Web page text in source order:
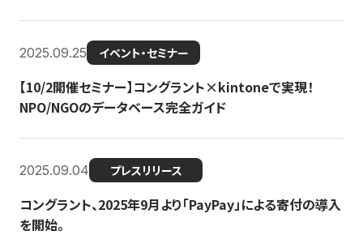
2025.09.25 イベント・セミナー
【10/2開催セミナー】コングラント×kintoneで実現！
NPO/NGOのデータベース完全ガイド
2025.09.04 プレスリリース
コングラント、2025年9月より「PayPay」による寄付の導入
を開始。